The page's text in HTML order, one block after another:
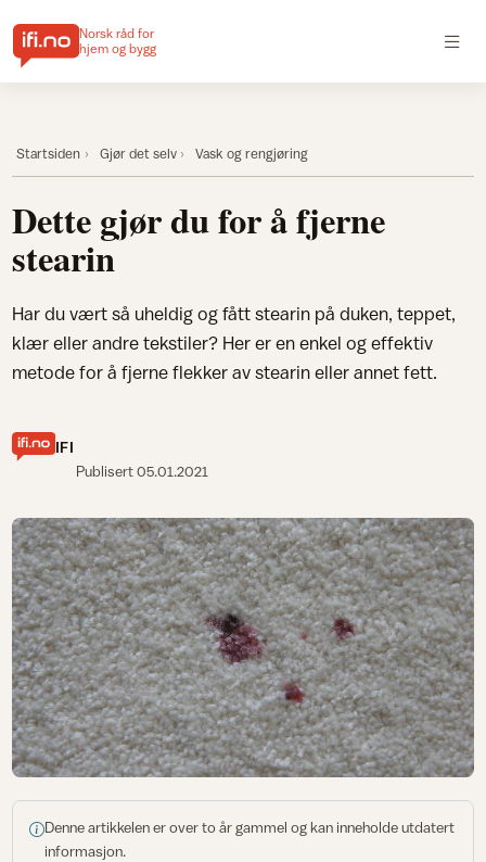
Norsk råd for
hjem og bygg
Startsiden Gjør det selv Vask og rengjøring
Dette gjør du for å fjerne
stearin
Har du vært så uheldig og fått stearin på duken, teppet,
klær eller andre tekstiler? Her er en enkel og effektiv
metode for å fjerne flekker av stearin eller annet fett.
IFI
Publisert05.01.2021
Denne artikkelen er over to år gammel og kan inneholde utdatert
informasjon.